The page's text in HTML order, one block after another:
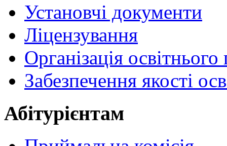
Установчі документи
Ліцензування
Організація
Забезпечення якості
Абітурієнтам